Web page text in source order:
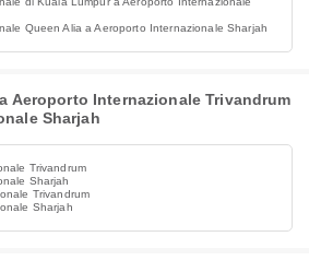
Queen Alia a Aeroporto Internazionale Sharjah
Aeroporto Internazionale Trivandrum
Sharjah
Trivandrum
Sharjah
Trivandrum
Sharjah